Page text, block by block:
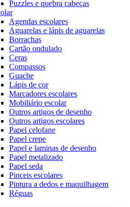
Puzzles e quebra cabeças
Agendas escolares
Aguarelas e lápis de aguarelas
Borrachas
Cartão ondulado
Ceras
Compassos
Guache
Lápis de cor
Marcadores escolares
Mobiliário escolar
Outros artigos de desenho
Outros artigos escolares
Papel celofane
Papel crepe
Papel e laminas de desenho
Papel metalizado
Papel seda
Pinceis escolares
Pintura a dedos e maquilhagem
Réguas